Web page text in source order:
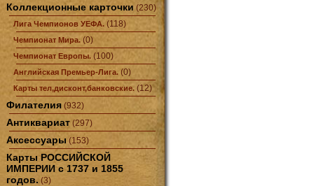
Коллекционные карточки (230)
Лига Чемпионов УЕФА. (118)
Чемпионат Мира. (0)
Чемпионат Европы. (100)
Английская Премьер-Лига. (0)
Карты тел,дисконт,банковские. (12)
Филателия (932)
Антиквариат (297)
Аксессуары (153)
Карты РОССИЙСКОЙ
ИМПЕРИИ с 1737 и 1855
годов. (3)